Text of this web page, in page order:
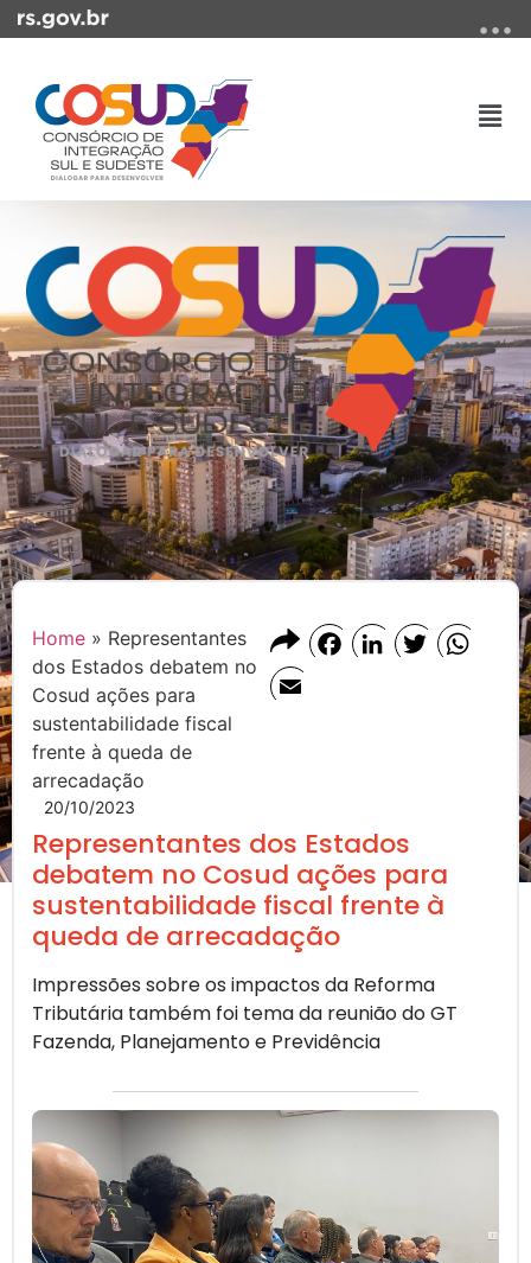
Home » Representantes
dos Estados debatem no
Cosud ações para
sustentabilidade fiscal
frente à queda de
arrecadação
FacebookLinkedInTwitter
20/10/2023
Representantes dos Estados
debatem no Cosud ações para
sustentabilidade fiscal frente à
queda de arrecadação
Impressões sobre os impactos da Reforma
Tributária também foi tema da reunião do GT
Fazenda, Planejamento e Previdência